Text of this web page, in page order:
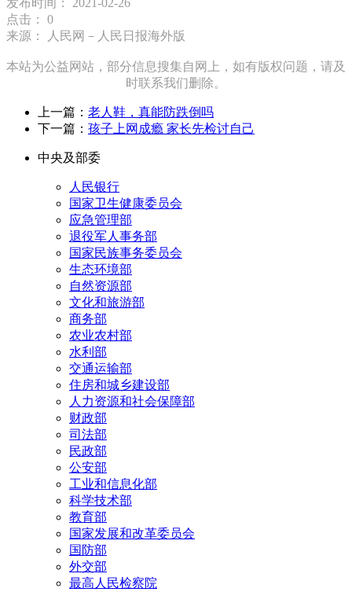
发布时间： 2021-02-26
点击： 0
来源： 人民网－人民日报海外版
本站为公益网站，部分信息搜集自网上，如有版权问题，请及
时联系我们删除。
上一篇： 老人鞋，真能防跌倒吗
下一篇： 孩子上网成瘾 家长先检讨自己
中央及部委
人民银行
国家卫生健康委员会
应急管理部
退役军人事务部
国家民族事务委员会
生态环境部
自然资源部
文化和旅游部
商务部
农业农村部
水利部
交通运输部
住房和城乡建设部
人力资源和社会保障部
财政部
司法部
民政部
公安部
工业和信息化部
科学技术部
教育部
国家发展和改革委员会
国防部
外交部
最高人民检察院